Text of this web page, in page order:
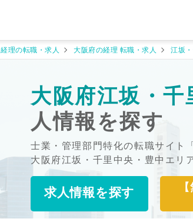
経理の転職・求人 大阪府の経理 転職・求人 江坂
大阪府江坂・千
人情報を探す
士業・管理部門特化の転職サイト
大阪府江坂・千里中央・豊中エリ
求人情報を探す